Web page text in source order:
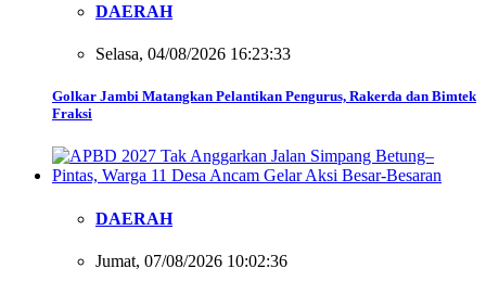
DAERAH
Selasa, 04/08/2026 16:23:33
Golkar Jambi Matangkan Pelantikan Pengurus, Rakerda dan Bimtek
Fraksi
DAERAH
Jumat, 07/08/2026 10:02:36